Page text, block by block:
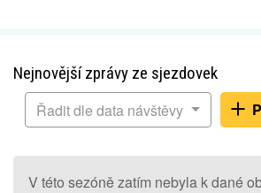
Nejnovější zprávy ze sjezdovek
Řadit dle data návštěvy
V této sezóně zatím nebyla k dané